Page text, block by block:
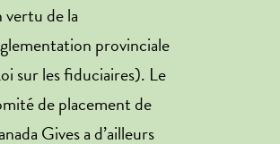
vertu de la
provinciale
sur les fiduciaires). Le
de placement de
Gives a d’ailleurs